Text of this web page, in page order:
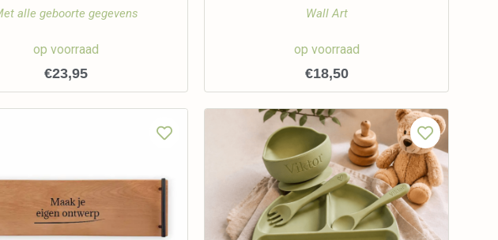
alle geboorte gegevens
op voorraad
€23,95
Wall Art
op voorraad
€18,50